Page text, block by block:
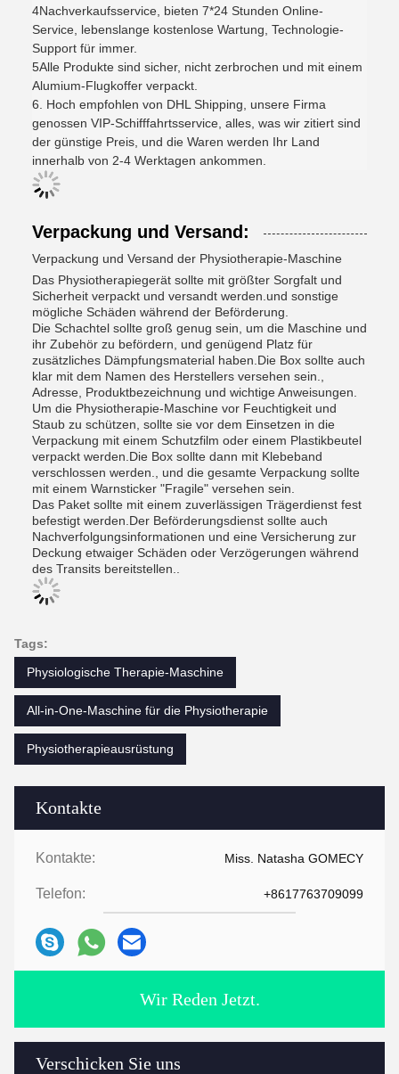
Kontakte
Kontakte: Miss. Natasha GOMECY
Telefon: +8617763709099
Wir Reden Jetzt.
Verschicken Sie uns
4Nachverkaufsservice, bieten 7*24 Stunden Online-
Service, lebenslange kostenlose Wartung, Technologie-
Support für immer.
5Alle Produkte sind sicher, nicht zerbrochen und mit einem
Alumium-Flugkoffer verpackt.
6. Hoch empfohlen von DHL Shipping, unsere Firma
genossen VIP-Schifffahrtsservice, alles, was wir zitiert sind
der günstige Preis, und die Waren werden Ihr Land
innerhalb von 2-4 Werktagen ankommen.
Verpackung und Versand:
Verpackung und Versand der Physiotherapie-Maschine
Das Physiotherapiegerät sollte mit größter Sorgfalt und
Sicherheit verpackt und versandt werden.und sonstige
mögliche Schäden während der Beförderung.
Die Schachtel sollte groß genug sein, um die Maschine und
ihr Zubehör zu befördern, und genügend Platz für
zusätzliches Dämpfungsmaterial haben.Die Box sollte auch
klar mit dem Namen des Herstellers versehen sein.,
Adresse, Produktbezeichnung und wichtige Anweisungen.
Um die Physiotherapie-Maschine vor Feuchtigkeit und
Staub zu schützen, sollte sie vor dem Einsetzen in die
Verpackung mit einem Schutzfilm oder einem Plastikbeutel
verpackt werden.Die Box sollte dann mit Klebeband
verschlossen werden., und die gesamte Verpackung sollte
mit einem Warnsticker "Fragile" versehen sein.
Das Paket sollte mit einem zuverlässigen Trägerdienst fest
befestigt werden.Der Beförderungsdienst sollte auch
Nachverfolgungsinformationen und eine Versicherung zur
Deckung etwaiger Schäden oder Verzögerungen während
des Transits bereitstellen..
Tags:
Physiologische Therapie-Maschine
All-in-One-Maschine für die Physiotherapie
Physiotherapieausrüstung